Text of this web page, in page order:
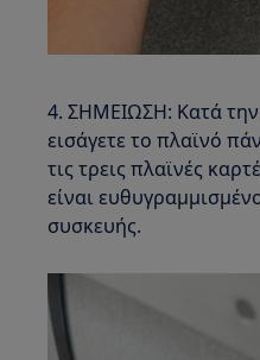
4. ΣΗΜΕΙΩΣΗ: Κατά
εισάγετε το πλαϊνό
τις τρεις πλαϊνές
είναι
συσκευής.